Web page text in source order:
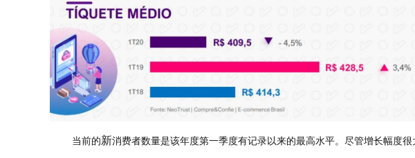
当前的新消费者数量是该年度第一季度有记录以来的最高水平。尽管增长幅度很